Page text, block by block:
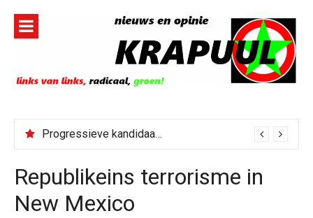
inhoud
Progressieve kandidaat El-Sayed senaatskandidaat Michigan
Republikeins terrorisme in
New Mexico